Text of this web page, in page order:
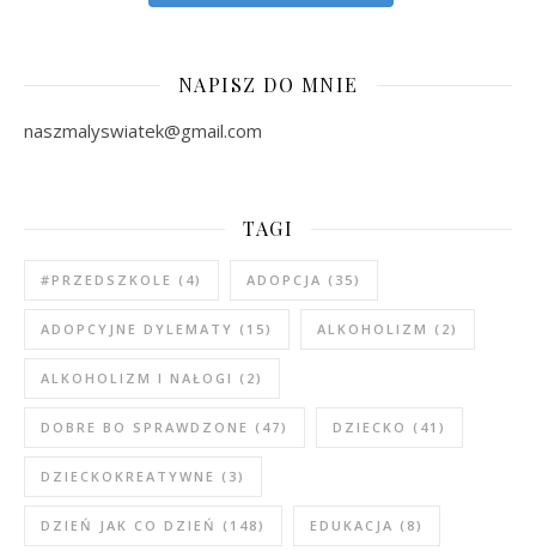
NAPISZ DO MNIE
naszmalyswiatek@gmail.com
TAGI
#PRZEDSZKOLE (4) ADOPCJA (35)
ADOPCYJNE DYLEMATY (15) ALKOHOLIZM (2)
ALKOHOLIZM I NAŁOGI (2)
DOBRE BO SPRAWDZONE (47) DZIECKO (41)
DZIECKOKREATYWNE (3)
DZIEŃ JAK CO DZIEŃ (148) EDUKACJA (8)